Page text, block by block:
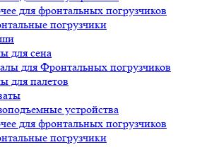
для фронтальных погрузчиков
погрузчики
для сена
для Фронтальных погрузчиков
для палетов
устройства
для фронтальных погрузчиков
погрузчики